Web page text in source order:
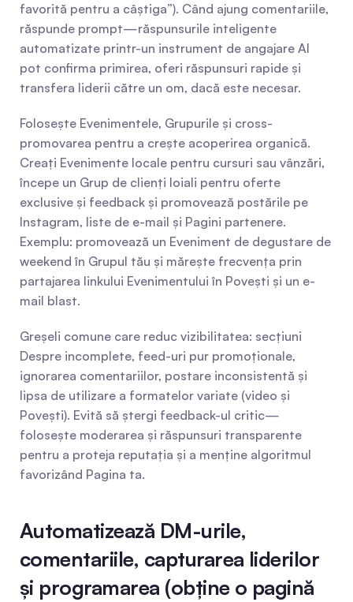
favorită pentru a câștiga”). Când ajung comentariile,
răspunde prompt—răspunsurile inteligente
automatizate printr-un instrument de angajare AI
pot confirma primirea, oferi răspunsuri rapide și
transfera liderii către un om, dacă este necesar.
Folosește Evenimentele, Grupurile și cross-
promovarea pentru a crește acoperirea organică.
Creați Evenimente locale pentru cursuri sau vânzări,
începe un Grup de clienți loiali pentru oferte
exclusive și feedback și promovează postările pe
Instagram, liste de e-mail și Pagini partenere.
Exemplu: promovează un Eveniment de degustare de
weekend în Grupul tău și mărește frecvența prin
partajarea linkului Evenimentului în Povești și un e-
mail blast.
Greșeli comune care reduc vizibilitatea: secțiuni
Despre incomplete, feed-uri pur promoționale,
ignorarea comentariilor, postare inconsistentă și
lipsa de utilizare a formatelor variate (video și
Povești). Evită să ștergi feedback-ul critic—
folosește moderarea și răspunsuri transparente
pentru a proteja reputația și a menține algoritmul
favorizând Pagina ta.
Automatizează DM-urile,
comentariile, capturarea liderilor
și programarea (obține o pagină